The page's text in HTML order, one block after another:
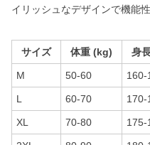
イリッシュなデザインで機能性
サイズ 体重 (kg) 身
M 50-60 160-
L 60-70 170-
XL 70-80 175-